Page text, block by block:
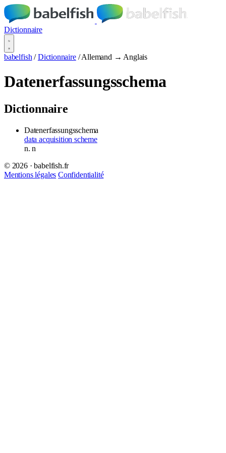
Dictionnaire
babelfish / Dictionnaire / Allemand → Anglais
Datenerfassungsschema
Dictionnaire
Datenerfassungsschema
data acquisition scheme
n.n
© 2026 · babelfish.fr
Mentions légales Confidentialité